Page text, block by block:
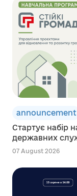
announcement
Стартує набір
державних
07 August 2026